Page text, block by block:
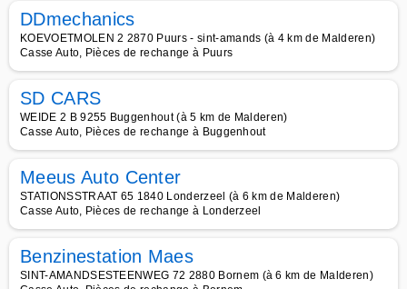
DDmechanics
KOEVOETMOLEN 2 2870 Puurs - sint-amands (à 4 km de Malderen)
Casse Auto, Pièces de rechange à Puurs
SD CARS
WEIDE 2 B 9255 Buggenhout (à 5 km de Malderen)
Casse Auto, Pièces de rechange à Buggenhout
Meeus Auto Center
STATIONSSTRAAT 65 1840 Londerzeel (à 6 km de Malderen)
Casse Auto, Pièces de rechange à Londerzeel
Benzinestation Maes
SINT-AMANDSESTEENWEG 72 2880 Bornem (à 6 km de Malderen)